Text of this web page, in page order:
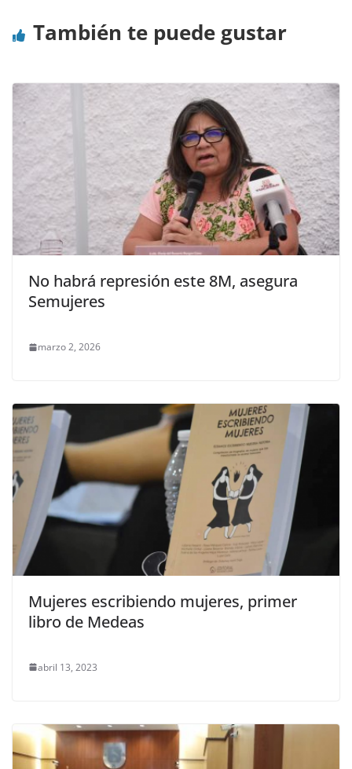
También te puede gustar
No habrá represión este 8M, asegura
Semujeres
marzo 2, 2026
Mujeres escribiendo mujeres, primer
libro de Medeas
abril 13, 2023